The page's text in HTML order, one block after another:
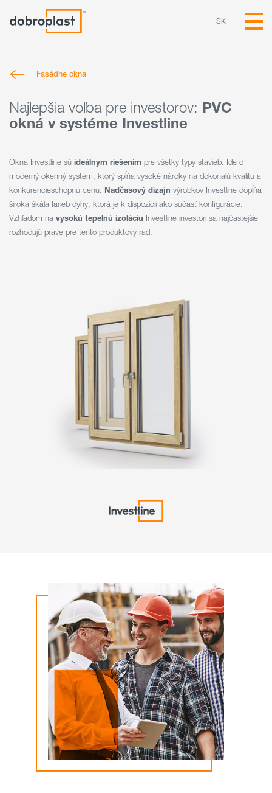
SK
Fasádne okná
Najlepšia voľba pre investorov: PVC
okná v systéme Investline
Okná Investline sú ideálnym riešením pre všetky typy stavieb. Ide o
moderný okenný systém, ktorý spĺňa vysoké nároky na dokonalú kvalitu a
konkurencieschopnú cenu. Nadčasový dizajn výrobkov Investline dopĺňa
široká škála farieb dyhy, ktorá je k dispozícii ako súčasť konfigurácie.
Vzhľadom na vysokú tepelnú izoláciu Investline investori sa najčastejšie
rozhodujú práve pre tento produktový rad.